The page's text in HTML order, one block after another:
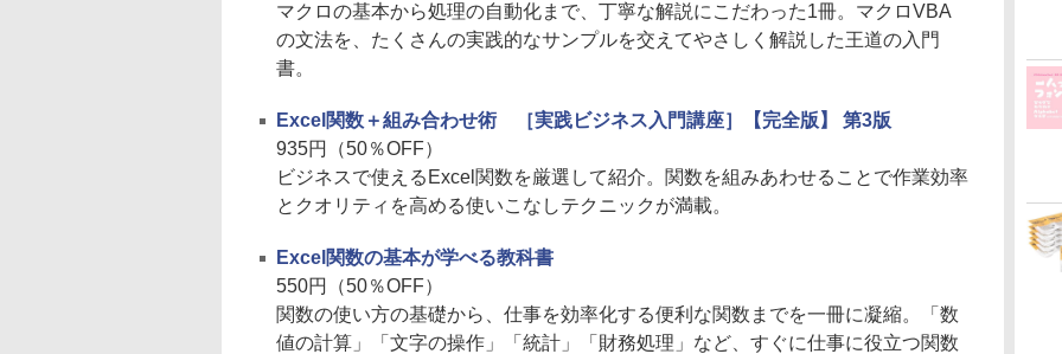
マクロの基本から処理の自動化まで、丁寧な解説にこだわった1冊。マクロVBA
の文法を、たくさんの実践的なサンプルを交えてやさしく解説した王道の入門
書。
Excel関数＋組み合わせ術 ［実践ビジネス入門講座］【完全版】 第3版
935円（50％OFF）
ビジネスで使えるExcel関数を厳選して紹介。関数を組みあわせることで作業効率
とクオリティを高める使いこなしテクニックが満載。
Excel関数の基本が学べる教科書
550円（50％OFF）
関数の使い方の基礎から、仕事を効率化する便利な関数までを一冊に凝縮。「数
値の計算」「文字の操作」「統計」「財務処理」など、すぐに仕事に役立つ関数